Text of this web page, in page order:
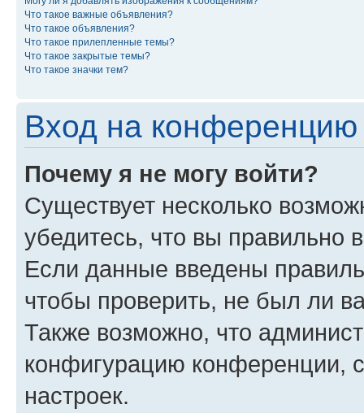
Что такое важные объявления?
Что такое объявления?
Что такое прилепленные темы?
Что такое закрытые темы?
Что такое значки тем?
Вход на конференцию
Почему я не могу войти?
Существует несколько
убедитесь, что вы правильно
Если данные введены
чтобы проверить, не был ли
Также возможно, что
конфигурацию конференции,
настроек.